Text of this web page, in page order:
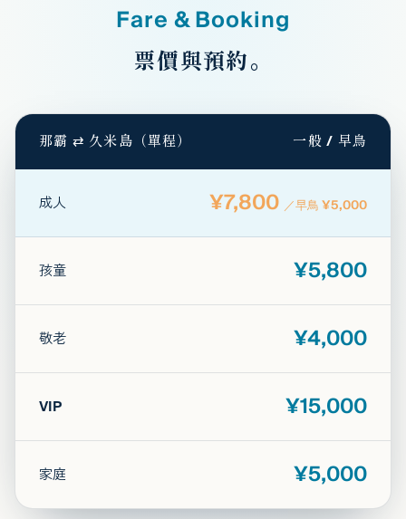
Fare & Booking
票價與預約。
那霸 ⇄ 久米島（單程） 一般 / 早鳥
成人 ¥7,800 ／早鳥 ¥5,000
孩童 ¥5,800
敬老 ¥4,000
VIP ¥15,000
家庭 ¥5,000